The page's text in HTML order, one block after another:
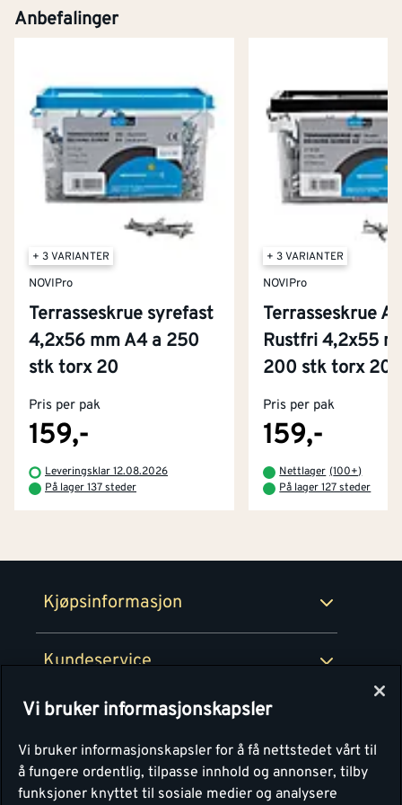
Anbefalinger
+ 3 VARIANTER
NOVIPro
Terrasseskrue syrefast
4,2x56 mm A4 a 250
stk torx 20
Pris per pak
159,-
Leveringsklar 12.08.2026
På lager 137 steder
+ 3 VARIANTER
NOVIPro
Terrasseskrue
Rustfri 4,2x55
200 stk torx 20
Pris per pak
159,-
Nettlager (100+)
På lager 127 steder
Kjøpsinformasjon
Kjøpsbetingelser
Retur- og angrerettsskjema
Kundeservice
Kontakt oss
Tjenester
Montér Klubb
Montér
Om Montér
Byggevarehus og åpningstider
Prismatch
Personvern
Vi bruker informasjonskapsler
Vi bruker informasjonskapsler for å få nettstedet vårt til
å fungere ordentlig, tilpasse innhold og annonser, tilby
funksjoner knyttet til sosiale medier og analysere